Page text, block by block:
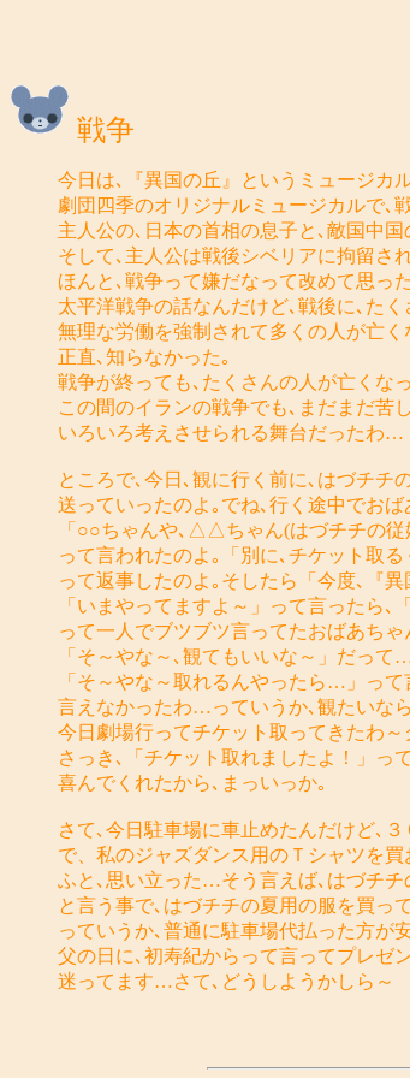
戦争
今日は､『異国の丘』というミュージカ
劇団四季のオリジナルミュージカルで､
主人公の､日本の首相の息子と､敵国中
そして､主人公は戦後シベリアに拘留さ
ほんと､戦争って嫌だなって改めて思っ
太平洋戦争の話なんだけど､戦後に､た
無理な労働を強制されて多くの人が亡く
正直､知らなかった｡
戦争が終っても､たくさんの人が亡くな
この間のイランの戦争でも､まだまだ
いろいろ考えさせられる舞台だったわ…
ところで､今日､観に行く前に､はづチチ
送っていったのよ｡でね､行く途中でおば
「○○ちゃんや､△△ちゃん(はづチチの従
って言われたのよ｡「別に､チケット取
って返事したのよ｡そしたら「今度､『
「いまやってますよ～」って言ったら､
って一人でブツブツ言ってたおばあち
「そ～やな～､観てもいいな～」だっ
「そ～やな～取れるんやったら…」っ
言えなかったわ…っていうか､観たいな
今日劇場行ってチケット取ってきたわ～
さっき､「チケット取れましたよ！」っ
喜んでくれたから､まっいっか｡
さて､今日駐車場に車止めたんだけど､
で、私のジャズダンス用のＴシャツを買
ふと､思い立った…そう言えば､はづチ
と言う事で､はづチチの夏用の服を買っ
っていうか､普通に駐車場代払った方
父の日に､初寿紀からって言ってプレゼ
迷ってます…さて､どうしようかしら～